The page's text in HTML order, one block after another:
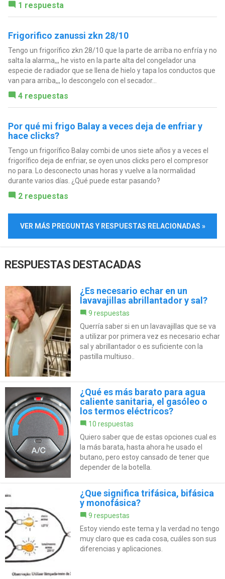
1 respuesta
Frigorifico zanussi zkn 28/10
Tengo un frigorífico zkn 28/10 que la parte de arriba no enfría y no
salta la alarma,,, he visto en la parte alta del congelador una
especie de radiador que se llena de hielo y tapa los conductos que
van para arriba,,, lo descongelo con el secador...
4 respuestas
Por qué mi frigo Balay a veces deja de enfriar y
hace clicks?
Tengo un frigorífico Balay combi de unos siete años y a veces el
frigorífico deja de enfriar, se oyen unos clicks pero el compresor
no para. Lo desconecto unas horas y vuelve a la normalidad
durante varios días. ¿Qué puede estar pasando?
2 respuestas
VER MÁS PREGUNTAS Y RESPUESTAS RELACIONADAS »
RESPUESTAS DESTACADAS
¿Es necesario echar en un
lavavajillas abrillantador y sal?
9 respuestas
Querría saber si en un lavavajillas que se va
a utilizar por primera vez es necesario echar
sal y abrillantador o es suficiente con la
pastilla multiuso..
¿Qué es más barato para agua
caliente sanitaria, el gasóleo o
los termos eléctricos?
10 respuestas
Quiero saber que de estas opciones cual es
la más barata, hasta ahora he usado el
butano, pero estoy cansado de tener que
depender de la botella.
¿Que significa trifásica, bifásica
y monofásica?
9 respuestas
Estoy viendo este tema y la verdad no tengo
muy claro que es cada cosa, cuáles son sus
diferencias y aplicaciones.